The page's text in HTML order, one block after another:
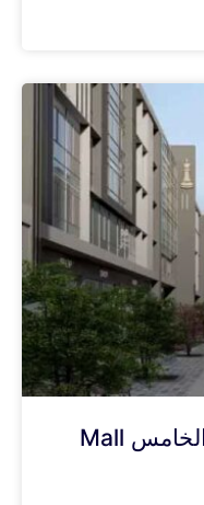
مول تشيس فيلد التجمع الخامس Mall